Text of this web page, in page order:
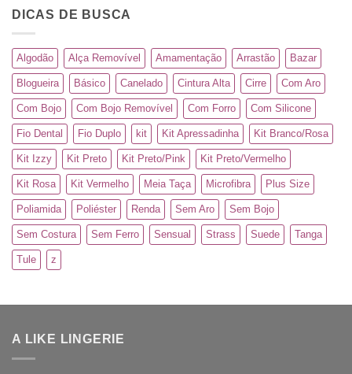
DICAS DE BUSCA
Algodão Alça Removível Amamentação Arrastão Bazar
Blogueira Básico Canelado Cintura Alta Cirre Com Aro
Com Bojo Com Bojo Removível Com Forro Com Silicone
Fio Dental Fio Duplo kit Kit Apressadinha Kit Branco/Rosa
Kit Izzy Kit Preto Kit Preto/Pink Kit Preto/Vermelho
Kit Rosa Kit Vermelho Meia Taça Microfibra Plus Size
Poliamida Poliéster Renda Sem Aro Sem Bojo
Sem Costura Sem Ferro Sensual Strass Suede Tanga
Tule z
A LIKE LINGERIE